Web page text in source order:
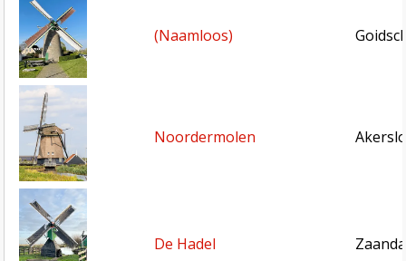
(Naamloos)
Noordermolen
De Hadel